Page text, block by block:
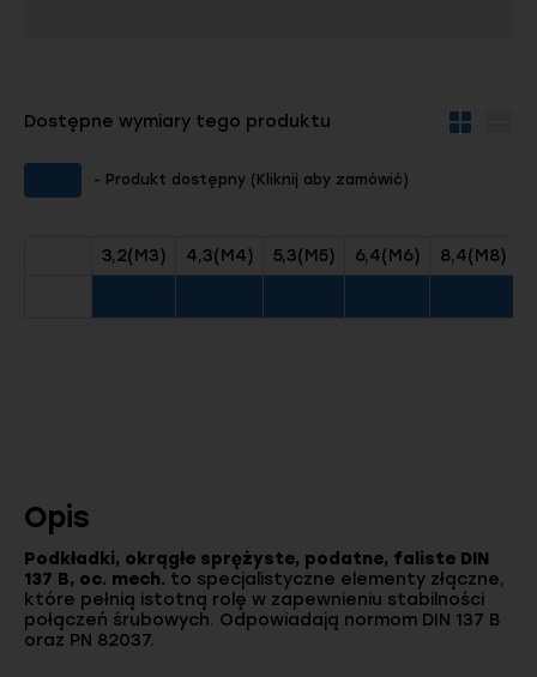
Dostępne wymiary tego produktu
Widok
- Produkt dostępny (Kliknij aby zamówić)
3,2(M3) 4,3(M4) 5,3(M5) 6,4(M6) 8,4(M8)
Opis
Podkładki, okrągłe sprężyste, podatne, faliste DIN
137 B, oc. mech. to specjalistyczne elementy złączne,
które pełnią istotną rolę w zapewnieniu stabilności
połączeń śrubowych. Odpowiadają normom DIN 137 B
oraz PN 82037.